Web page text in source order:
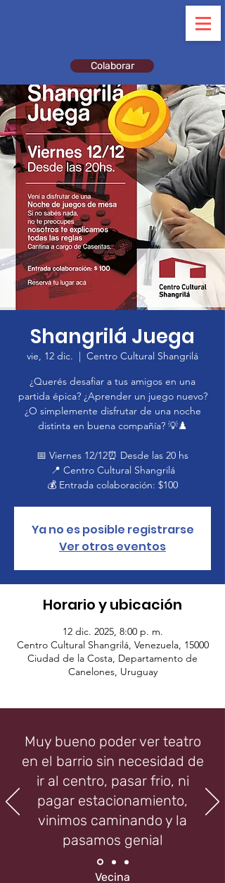
Colaborar
Shangrilá Juega
vie, 12 dic.
  |
Centro Cultural Shangrilá
¿Querés desafiar a tus amigos en una
partida épica? ¿Aprender un juego nuevo?
¿O simplemente disfrutar de una noche
distinta en buena compañía? 💡♟️
📅 Viernes 12/12⏰ Desde las 20 hs
📍 Centro Cultural Shangrilá
💰 Entrada colaboración: $100
Ya no es posible registrarse
Ver otros eventos
Horario y ubicación
12 dic. 2025, 8:00 p. m.
Centro Cultural Shangrilá, Venezuela, 15000
Ciudad de la Costa, Departamento de
Canelones, Uruguay
Muy bueno poder ver teatro
en el barrio sin necesidad de
ir al centro, pasar frio, ni
pagar estacionamiento,
vinimos caminando y la
pasamos genial
Vecina